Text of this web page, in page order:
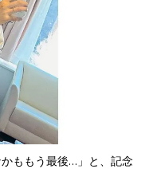
ももう最後…」と、記念